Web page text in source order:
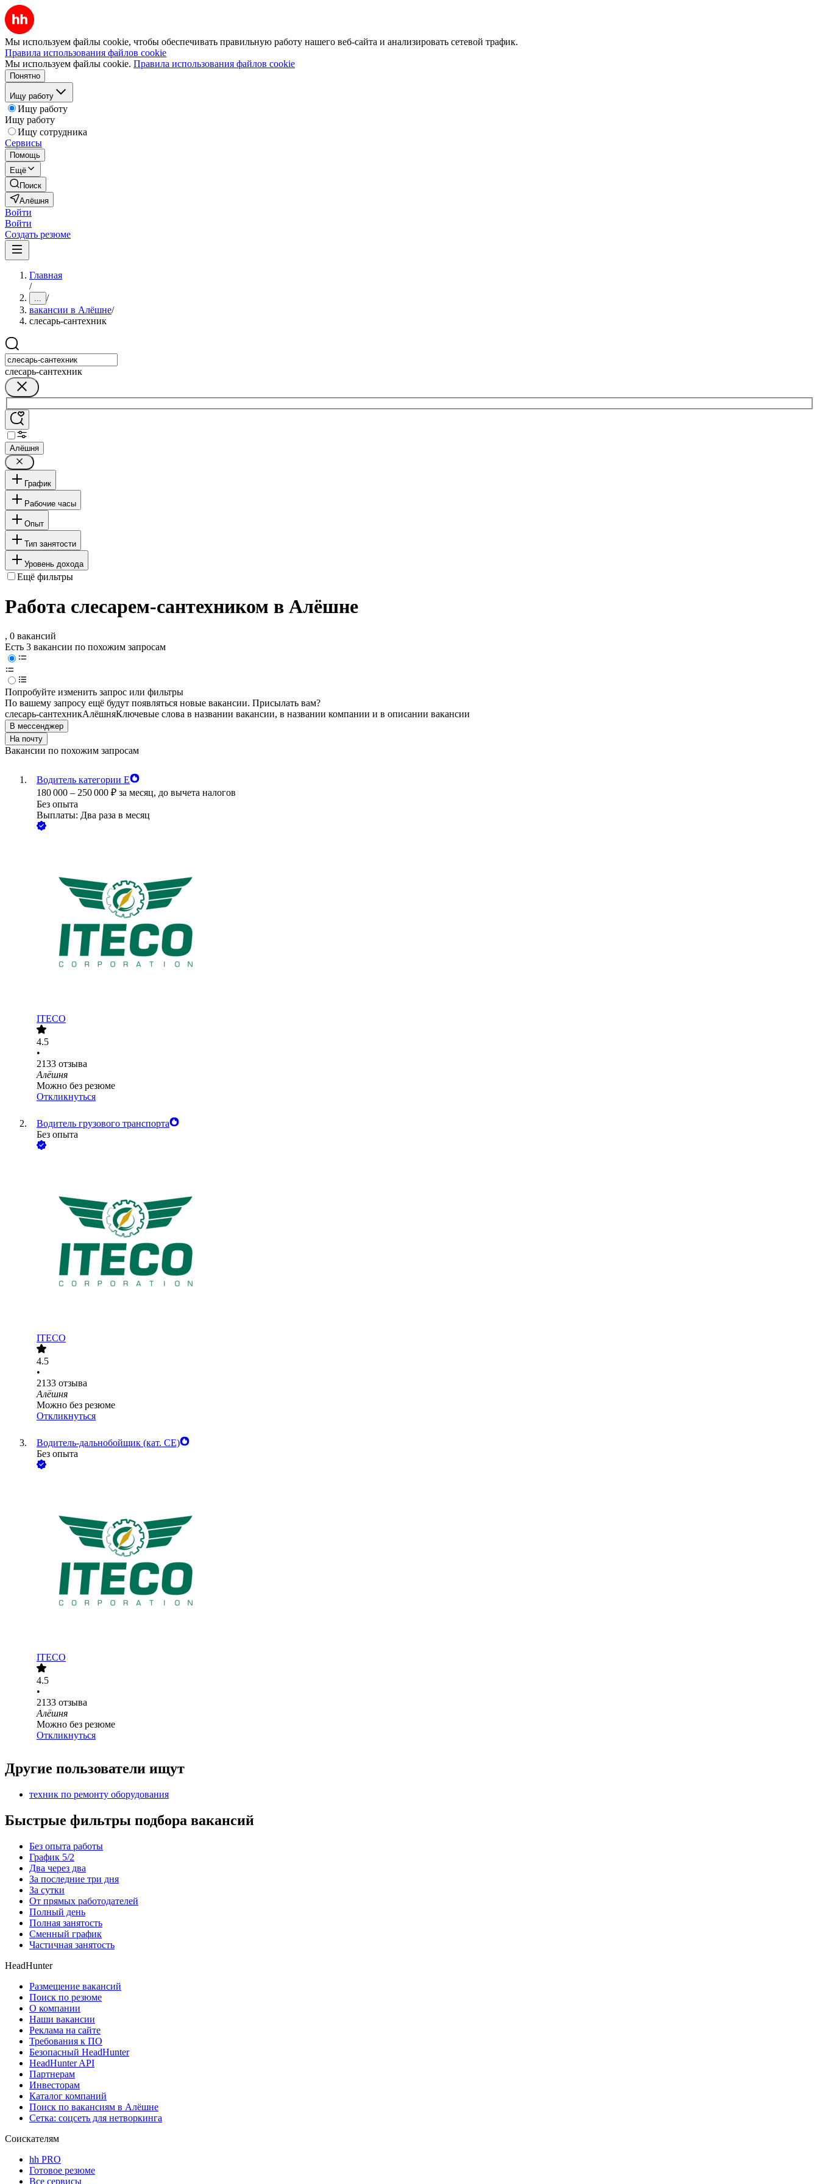
Мы используем файлы cookie, чтобы обеспечивать правильную работу нашего веб-сайта и анализировать сетевой трафик.
Правила использования файлов cookie
Мы используем файлы cookie. Правила использования файлов cookie
Понятно
Ищу работу
Ищу работу
Ищу работу
Ищу сотрудника
Сервисы
Помощь
Ещё
Поиск
Алёшня
Войти
Войти
Создать резюме
Главная
/
... /
вакансии в Алёшне/
слесарь-сантехник
слесарь-сантехник
Алёшня
График
Рабочие часы
Опыт
Тип занятости
Уровень дохода
Ещё фильтры
Работа слесарем-сантехником в Алёшне
, 0 вакансий
Есть 3 вакансии по похожим запросам
Попробуйте изменить запрос или фильтры
По вашему запросу ещё будут появляться новые вакансии. Присылать вам?
слесарь-сантехникАлёшняКлючевые слова в названии вакансии, в названии компании и в описании вакансии
В мессенджер
На почту
Вакансии по похожим запросам
Водитель категории Е
180 000 – 250 000 ₽ за месяц, до вычета налогов
Без опыта
Выплаты: Два раза в месяц
ITECO
4.5
•
2133 отзыва
Алёшня
Можно без резюме
Откликнуться
Водитель грузового транспорта
Без опыта
ITECO
4.5
•
2133 отзыва
Алёшня
Можно без резюме
Откликнуться
Водитель-дальнобойщик (кат. CE)
Без опыта
ITECO
4.5
•
2133 отзыва
Алёшня
Можно без резюме
Откликнуться
Другие пользователи ищут
техник по ремонту оборудования
Быстрые фильтры подбора вакансий
Без опыта работы
График 5/2
Два через два
За последние три дня
За сутки
От прямых работодателей
Полный день
Полная занятость
Сменный график
Частичная занятость
HeadHunter
Размещение вакансий
Поиск по резюме
О компании
Наши вакансии
Реклама на сайте
Требования к ПО
Безопасный HeadHunter
HeadHunter API
Партнерам
Инвесторам
Каталог компаний
Поиск по вакансиям в Алёшне
Сетка: соцсеть для нетворкинга
Соискателям
hh PRO
Готовое резюме
Все сервисы